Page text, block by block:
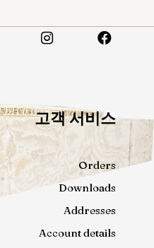
고객 서비스
Orders
Downloads
Addresses
Account details